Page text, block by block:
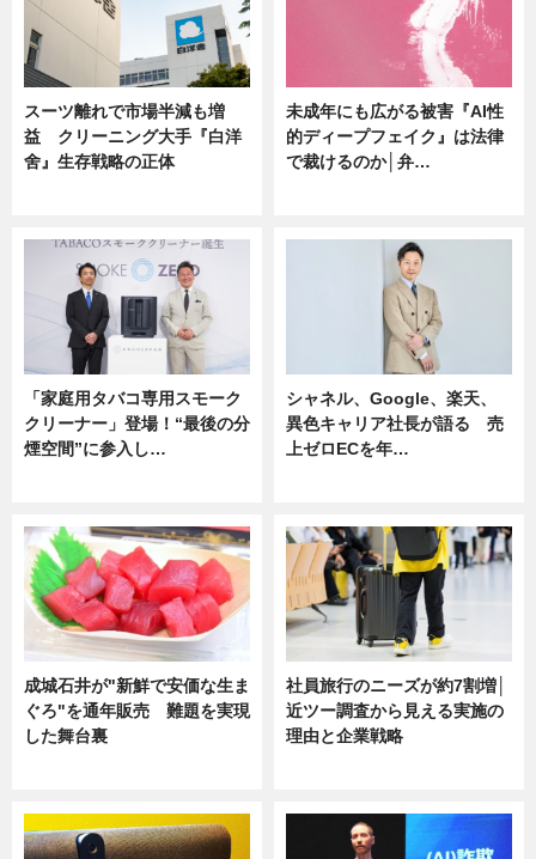
スーツ離れで市場半減も増
益 クリーニング大手『白洋
舍』生存戦略の正体
未成年にも広がる被害『AI性
的ディープフェイク』は法律
で裁けるのか│弁…
「家庭用タバコ専用スモーク
クリーナー」登場！“最後の分
煙空間”に参入し…
シャネル、Google、楽天、
異色キャリア社長が語る 売
上ゼロECを年…
成城石井が"新鮮で安価な生ま
ぐろ"を通年販売 難題を実現
した舞台裏
社員旅行のニーズが約7割増│
近ツー調査から見える実施の
理由と企業戦略